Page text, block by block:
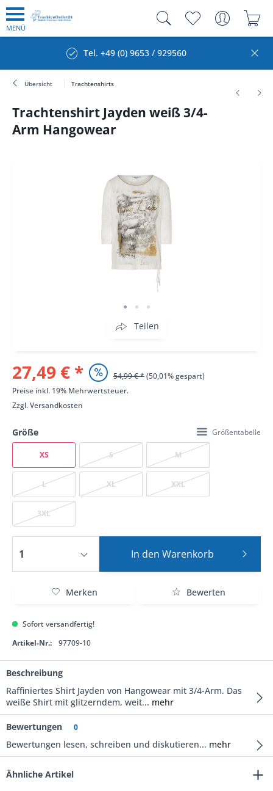
MENÜ
Tel. +49 (0) 9653 / 929560
Übersicht Trachtenshirts
Trachtenshirt Jayden weiß 3/4-
Arm Hangowear
Teilen
27,49 € * 54,99 € *(50,01% gespart)
Preise inkl. 19% Mehrwertsteuer.
Zzgl.Versandkosten
Größe Größentabelle
XS S M
L XL XXL
3XL
In den Warenkorb
Merken Bewerten
Sofort versandfertig!
Artikel-Nr.:
97709-10
Beschreibung
Raffiniertes Shirt Jayden von Hangowear mit 3/4-Arm. Das
weiße Shirt mit glitzerndem, weit... mehr
Bewertungen 0
Bewertungen lesen, schreiben und diskutieren... mehr
Ähnliche Artikel